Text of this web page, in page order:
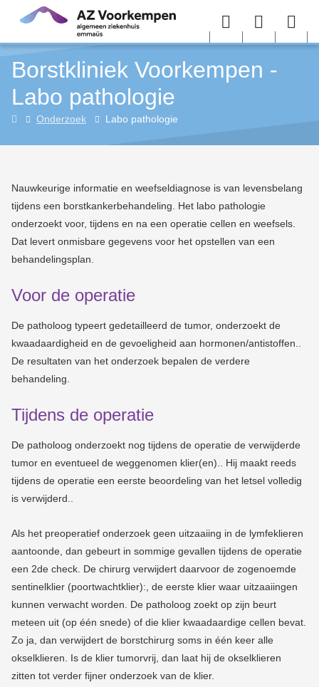
Overslaan en naar de inhoud gaan
Menu User
menu
Borstkliniek Voorkempen -
Labo pathologie
Borstkliniek
Onderzoek Labo pathologie
Nauwkeurige informatie en weefseldiagnose is van levensbelang
tijdens een borstkankerbehandeling. Het labo pathologie
onderzoekt voor, tijdens en na een operatie cellen en weefsels.
Dat levert onmisbare gegevens voor het opstellen van een
behandelingsplan.
Voor de operatie
De patholoog typeert gedetailleerd de tumor, onderzoekt de
kwaadaardigheid en de gevoeligheid aan hormonen/antistoffen..
De resultaten van het onderzoek bepalen de verdere
behandeling.
Tijdens de operatie
De patholoog onderzoekt nog tijdens de operatie de verwijderde
tumor en eventueel de weggenomen klier(en).. Hij maakt reeds
tijdens de operatie een eerste beoordeling van het letsel volledig
is verwijderd..
Als het preoperatief onderzoek geen uitzaaiing in de lymfeklieren
aantoonde, dan gebeurt in sommige gevallen tijdens de operatie
een 2de check. De chirurg verwijdert daarvoor de zogenoemde
sentinelklier (poortwachtklier):, de eerste klier waar uitzaaiingen
kunnen verwacht worden. De patholoog zoekt op zijn beurt
meteen uit (op één snede) of die klier kwaadaardige cellen bevat.
Zo ja, dan verwijdert de borstchirurg soms in één keer alle
okselklieren. Is de klier tumorvrij, dan laat hij de okselklieren
zitten tot verder fijner onderzoek van de klier.